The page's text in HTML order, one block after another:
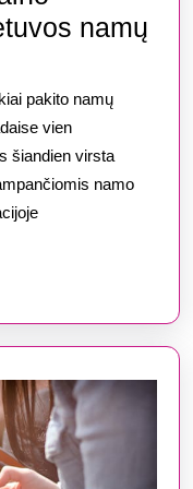
namų
pakito namų
vien
šiandien virsta
namo